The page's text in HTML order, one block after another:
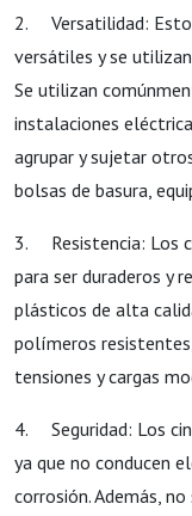
2. Versatilidad:
versátiles y se
Se utilizan
instalaciones
agrupar y sujetar
bolsas de basura,
3. Resistencia: Los
para ser duraderos y
plásticos de alta
polímeros
tensiones y cargas
4. Seguridad: Los
ya que no conducen
corrosión. Además,